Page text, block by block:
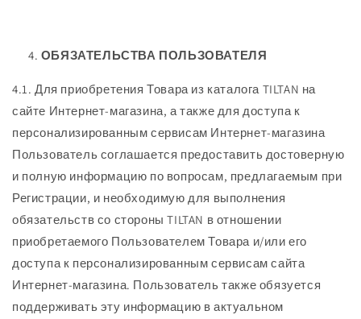
ОБЯЗАТЕЛЬСТВА ПОЛЬЗОВАТЕЛЯ
4.1. Для приобретения Товара из каталога TILTAN на
сайте Интернет-магазина, а также для доступа к
персонализированным сервисам Интернет-магазина
Пользователь соглашается предоставить достоверную
и полную информацию по вопросам, предлагаемым при
Регистрации, и необходимую для выполнения
обязательств со стороны TILTAN в отношении
приобретаемого Пользователем Товара и/или его
доступа к персонализированным сервисам сайта
Интернет-магазина. Пользователь также обязуется
поддерживать эту информацию в актуальном